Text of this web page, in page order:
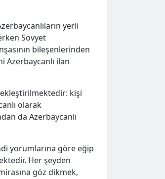
yerli
Sovyet
bileşenlerinden
Azerbaycanlı ilan
kişi
olarak
da Azerbaycanlı
yorumlarına göre eğip
Her şeyden
göz dikmek,